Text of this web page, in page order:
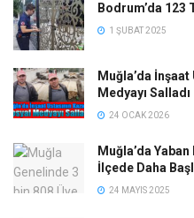
Bodrum’da 123
1 ŞUBAT 2025
Muğla’da İnşaat
Medyayı Salladı
24 OCAK 2026
Muğla’da
İlçede Daha
24 MAYIS 2025